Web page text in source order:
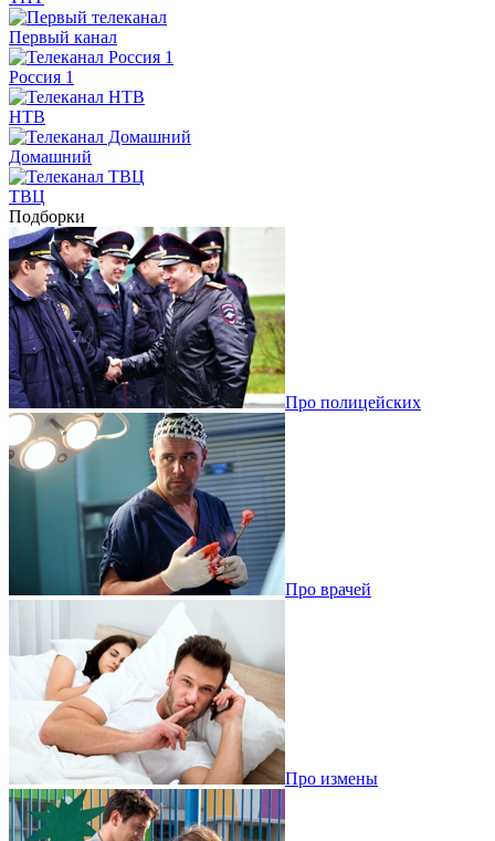
Первый канал
Россия 1
НТВ
Домашний
ТВЦ
Подборки
Про полицейских
Про врачей
Про измены